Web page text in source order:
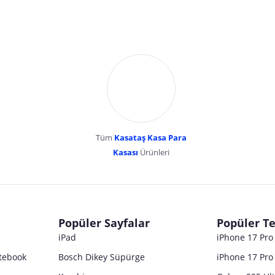
Tüm Kasataş Kasa Para
Kasası Ürünleri
Popüler Sayfalar
iPad
Bosch Dikey Süpürge
Popüler
iPhone 17
iPhone 17 Pro